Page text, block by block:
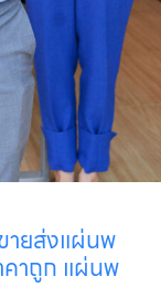
ายส่งแผ่นพ
าถูก แผ่นพ